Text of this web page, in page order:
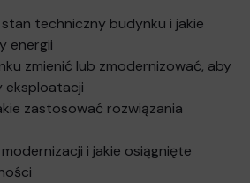
techniczny budynku i jakie
energii
zmienić lub zmodernizować, aby
eksploatacji
zastosować rozwiązania
i jakie osiągnięte